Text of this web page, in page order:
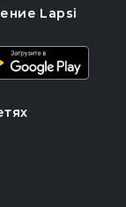
Lapsi